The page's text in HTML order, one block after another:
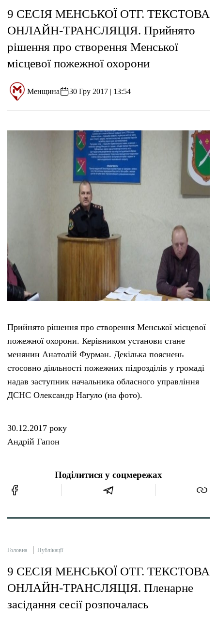
9 СЕСІЯ МЕНСЬКОЇ ОТГ. ТЕКСТОВА
ОНЛАЙН-ТРАНСЛЯЦІЯ. Прийнято
рішення про створення Менської
місцевої пожежної охорони
Менщина 30 Гру 2017 | 13:54
Прийнято рішення про створення Менської місцевої
пожежної охорони. Керівником установи стане
менянин Анатолій Фурман. Декілька пояснень
стосовно діяльності пожежних підрозділів у громаді
надав заступник начальника обласного управління
ДСНС Олександр Нагуло (на фото).
30.12.2017 року
Андрій Гапон
Поділитися у соцмережах
Головна Публікації
9 СЕСІЯ МЕНСЬКОЇ ОТГ. ТЕКСТОВА
ОНЛАЙН-ТРАНСЛЯЦІЯ. Пленарне
засідання сесії розпочалась